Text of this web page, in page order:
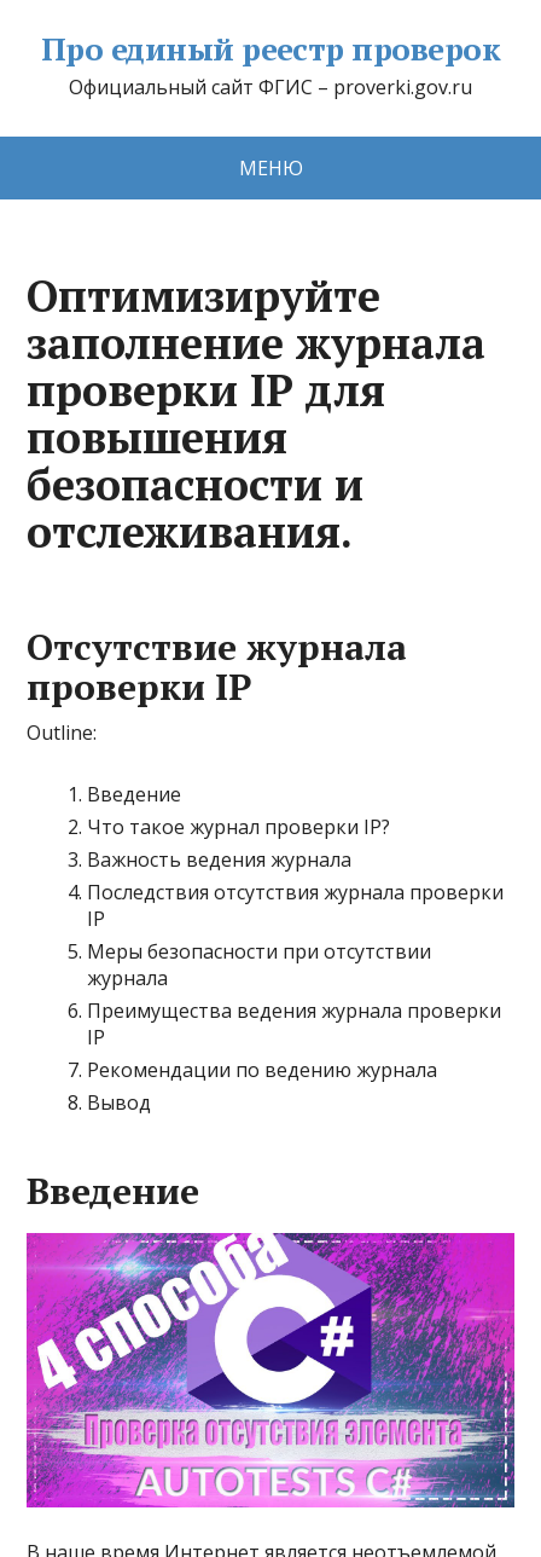
Про единый реестр проверок
Официальный сайт ФГИС – proverki.gov.ru
МЕНЮ
Оптимизируйте
заполнение журнала
проверки IP для
повышения
безопасности и
отслеживания.
Отсутствие журнала
проверки IP
Outline:
Введение
Что такое журнал проверки IP?
Важность ведения журнала
Последствия отсутствия журнала проверки
IP
Меры безопасности при отсутствии
журнала
Преимущества ведения журнала проверки
IP
Рекомендации по ведению журнала
Вывод
Введение